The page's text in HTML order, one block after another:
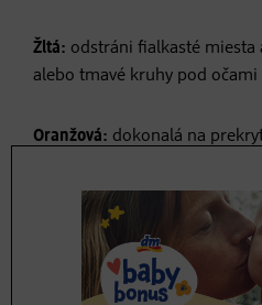
Žltá: odstráni fialkasté miesta
alebo tmavé kruhy pod očami
Oranžová: dokonalá na
čierne tetovania odrazu